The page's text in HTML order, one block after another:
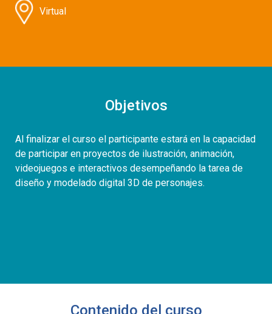
Virtual
Objetivos
Al finalizar el curso el participante estará en la capacidad
de participar en proyectos de ilustración, animación,
videojuegos e interactivos desempeñando la tarea de
diseño y modelado digital 3D de personajes.
Contenido del curso